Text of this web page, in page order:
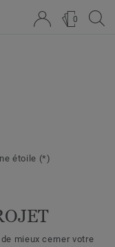
0
étoile (*)
mieux cerner votre